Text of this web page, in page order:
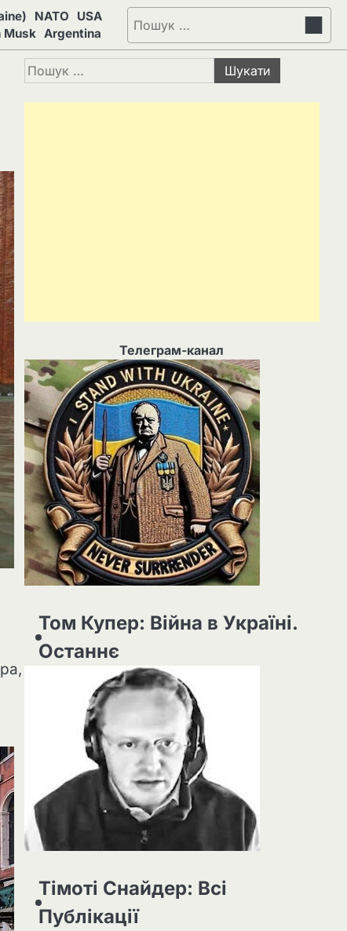
NATO
USA
Musk Argentina
Пошук:
Пошук:
Телеграм-канал
Том Купер: Війна в Україні.
Останнє
Тімоті Снайдер: Всі
Публікації